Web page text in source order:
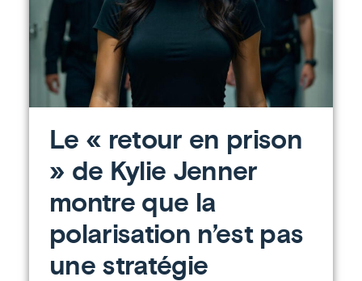
Le « retour en prison
» de Kylie Jenner
montre que la
polarisation n’est pas
une stratégie